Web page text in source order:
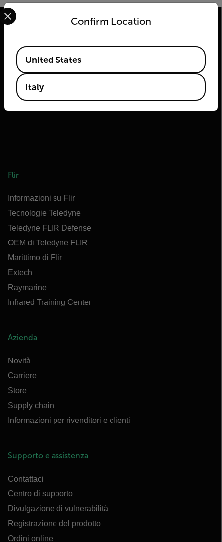
2026 © Flir Tutti i diritti riservati.
Flir
Informazioni su Flir
Tecnologie Teledyne
Teledyne FLIR Defense
OEM di Teledyne FLIR
Marittimo di Flir
Extech
Raymarine
Infrared Training Center
Azienda
Novità
Carriere
Store
Supply chain
Informazioni per rivenditori e clienti
Supporto e assistenza
Contattaci
Centro di supporto
Divulgazione di vulnerabilità
Registrazione del prodotto
Ordini online
Confirm Location
Select your preferred country and language from the
Available Locations
United States
Italy